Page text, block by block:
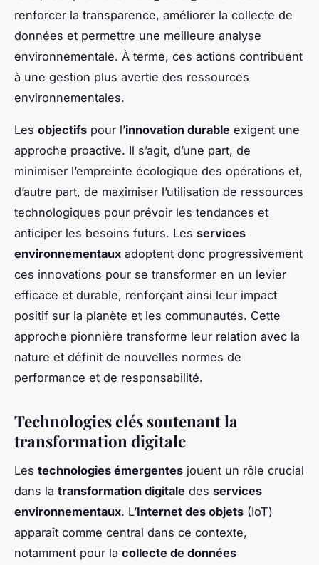
renforcer la transparence, améliorer la collecte de
données et permettre une meilleure analyse
environnementale. À terme, ces actions contribuent
à une gestion plus avertie des ressources
environnementales.
Les objectifs pour l’innovation durable exigent une
approche proactive. Il s’agit, d’une part, de
minimiser l’empreinte écologique des opérations et,
d’autre part, de maximiser l’utilisation de ressources
technologiques pour prévoir les tendances et
anticiper les besoins futurs. Les services
environnementaux adoptent donc progressivement
ces innovations pour se transformer en un levier
efficace et durable, renforçant ainsi leur impact
positif sur la planète et les communautés. Cette
approche pionnière transforme leur relation avec la
nature et définit de nouvelles normes de
performance et de responsabilité.
Technologies clés soutenant la
transformation digitale
Les technologies émergentes jouent un rôle crucial
dans la transformation digitale des services
environnementaux. L’Internet des objets (IoT)
apparaît comme central dans ce contexte,
notamment pour la collecte de données